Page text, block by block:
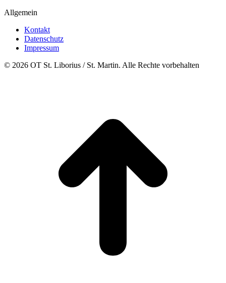
Allgemein
Kontakt
Datenschutz
Impressum
© 2026 OT St. Liborius / St. Martin. Alle Rechte vorbehalten